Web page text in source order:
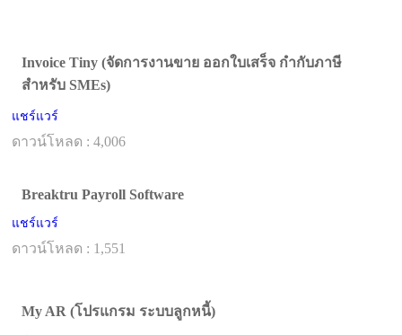
Invoice Tiny (จัดการงานขาย ออกใบเสร็จ กำกับภาษี
สำหรับ SMEs)
แชร์แวร์
ดาวน์โหลด : 4,006
Breaktru Payroll Software
แชร์แวร์
ดาวน์โหลด : 1,551
My AR (โปรแกรม ระบบลูกหนี้)